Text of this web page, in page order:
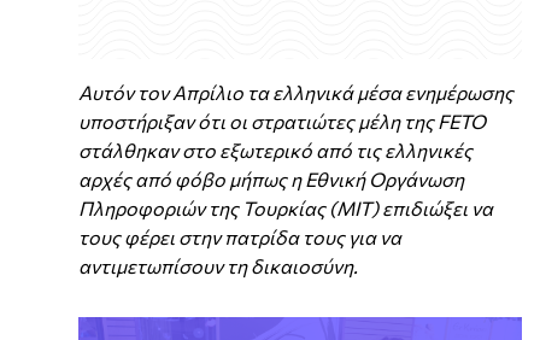
Αυτόν τον Απρίλιο τα ελληνικά μέσα ενημέρωσης
υποστήριξαν ότι οι στρατιώτες μέλη της FETO
στάλθηκαν στο εξωτερικό από τις ελληνικές
αρχές από φόβο μήπως η Εθνική Οργάνωση
Πληροφοριών της Τουρκίας (ΜΙΤ) επιδιώξει να
τους φέρει στην πατρίδα τους για να
αντιμετωπίσουν τη δικαιοσύνη.